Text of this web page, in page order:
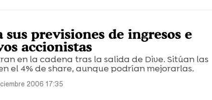
previsiones de ingresos e
accionistas
en la cadena tras la salida de Dive. Sitúan las
el 4% de share, aunque podrían mejorarlas.
2006 17:35